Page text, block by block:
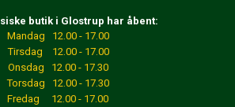
butik i Glostrup har åbent:
Mandag 12.00 - 17.00
Tirsdag 12.00 - 17.00
Onsdag 12.00 - 17.30
Torsdag 12.00 - 17.30
Fredag 12.00 - 17.00